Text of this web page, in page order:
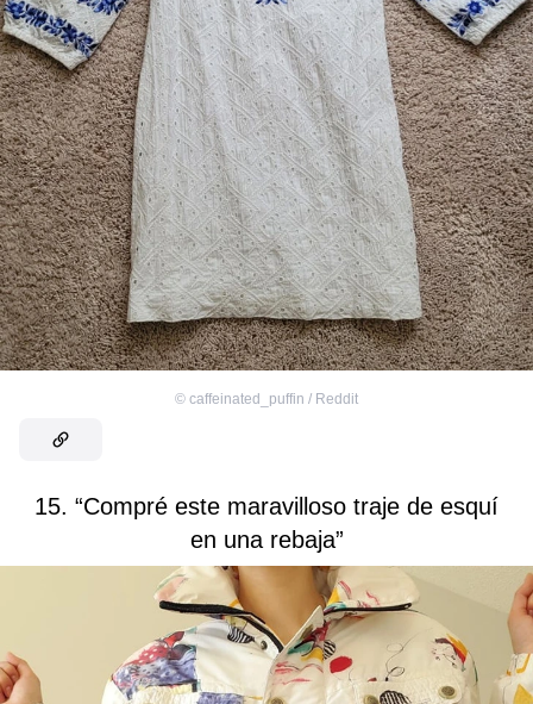
© caffeinated_puffin / Reddit
15. “Compré este maravilloso traje de esquí
en una rebaja”